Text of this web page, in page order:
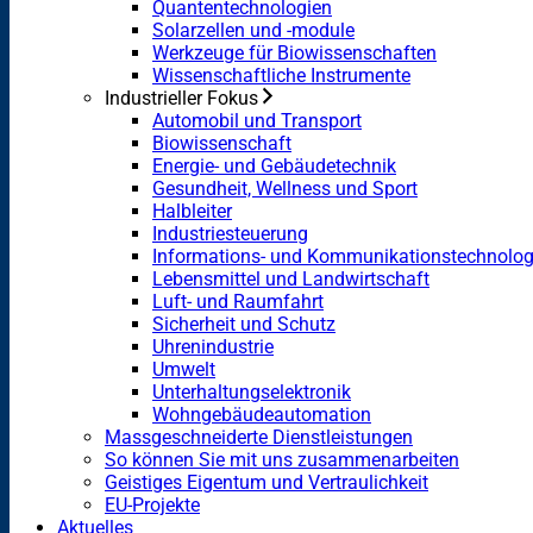
Quantentechnologien
Solarzellen und -module
Werkzeuge für Biowissenschaften
Wissenschaftliche Instrumente
Industrieller Fokus
Automobil und Transport
Biowissenschaft
Energie- und Gebäudetechnik
Gesundheit, Wellness und Sport
Halbleiter
Industriesteuerung
Informations- und
Lebensmittel und Landwirtschaft
Luft- und Raumfahrt
Sicherheit und Schutz
Uhrenindustrie
Umwelt
Unterhaltungselektronik
Wohngebäudeautomation
Massgeschneiderte Dienstleistungen
So können Sie mit uns zusammenarbeiten
Geistiges Eigentum und Vertraulichkeit
EU-Projekte
Aktuelles